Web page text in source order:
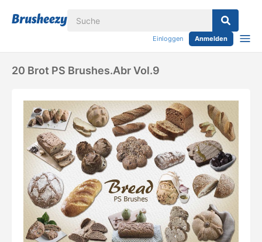
Einloggen Anmelden
20 Brot PS Brushes.abr Vol.9